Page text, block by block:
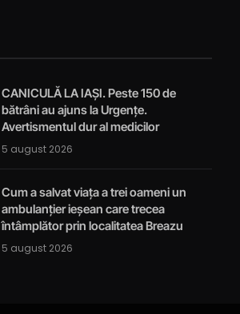
CANICULĂ LA IAȘI. Peste 150 de
bătrâni au ajuns la Urgențe.
Avertismentul dur al medicilor
5 august 2026
Cum a salvat viața a trei oameni un
ambulanțier ieșean care trecea
întâmplător prin localitatea Breazu
5 august 2026